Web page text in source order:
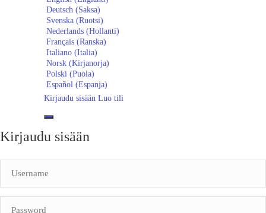
Deutsch (Saksa)
Svenska (Ruotsi)
Nederlands (Hollanti)
Français (Ranska)
Italiano (Italia)
Norsk (Kirjanorja)
Polski (Puola)
Español (Espanja)
Kirjaudu sisään Luo tili
Kirjaudu sisään